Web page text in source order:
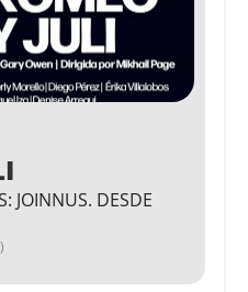
JOINNUS. DESDE